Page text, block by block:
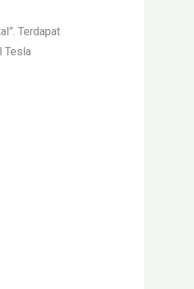
Terdapat
Tesla